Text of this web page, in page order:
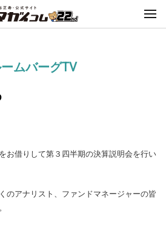
ムバーグTV
お借りして第３四半期の決算説明会を行い
のアナリスト、ファンドマネージャーの皆